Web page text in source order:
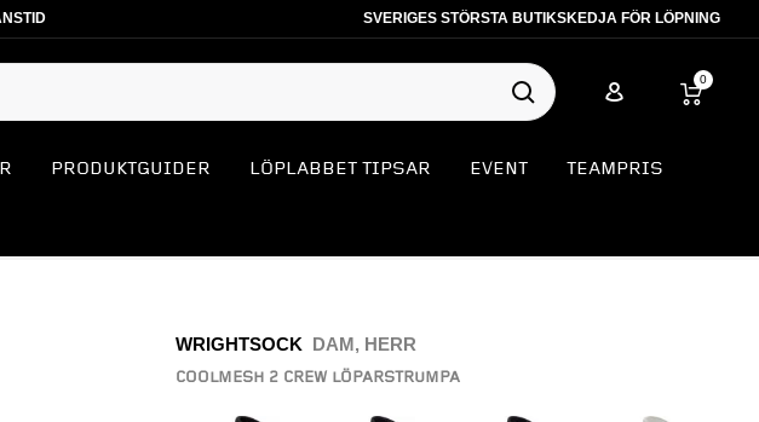
SVERIGES STÖRSTA BUTIKSKEDJA FÖR LÖPNING
0
PRODUKTGUIDER LÖPLABBET TIPSAR EVENT TEAMPRIS
WRIGHTSOCK DAM, HERR
COOLMESH 2 CREW LÖPARSTRUMPA